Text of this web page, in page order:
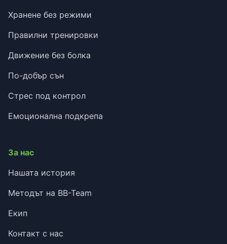
Хранене без режими
Правилни тренировки
Движение без болка
По-добър сън
Стрес под контрол
Емоционална подкрепа
За нас
Нашата история
Методът на BB-Team
Екип
Контакт с нас